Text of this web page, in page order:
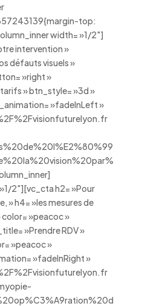
top:
width= »1/2″]
intervention »
défauts visuels »
»right »
» btn_style= »3d »
»fadeInLeft »
2″][vc_cta h2= »Pour
» h4= »les mesures de
»peacoc »
»Prendre RDV »
»peacoc »
»fadeInRight »